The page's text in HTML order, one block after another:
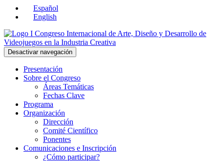
Español
English
Desactivar navegación
Presentación
Sobre el Congreso
Áreas Temáticas
Fechas Clave
Programa
Organización
Dirección
Comité Científico
Ponentes
Comunicaciones e Inscripción
¿Cómo participar?